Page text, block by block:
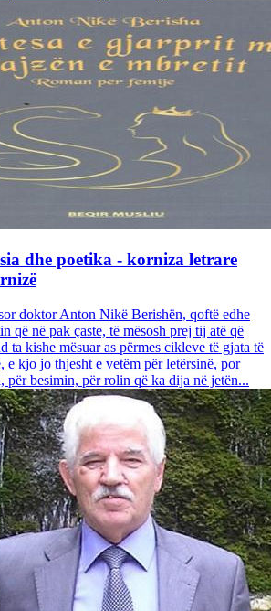
dhe poetika - korniza letrare
doktor Anton Nikë Berishën, qoftë edhe
që në pak çaste, të mësosh prej tij atë që
ta kishe mësuar as përmes cikleve të gjata të
e kjo jo thjesht e vetëm për letërsinë, por
për besimin, për rolin që ka dija në jetën...